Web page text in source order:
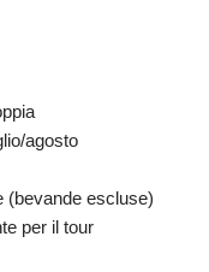
agosto
(bevande escluse)
per il tour